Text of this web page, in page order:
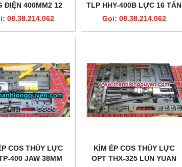
ĐIỆN 400MM2 12
400C XC TOOLS
08.38.214.062
TLP HHY-400B LỰC 16 TẤN
STROKE 32MM CÓ VAN AN
Gọi: 08.38.214.062
COS THỦY LỰC
400 JAW 38MM
KÌM ÉP COS THỦY LỰC
OPT THX-325 LUN YUAN